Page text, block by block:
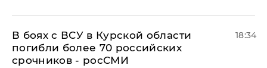
В боях с ВСУ в Курской области
погибли более 70 российских
срочников - росСМИ
18:34